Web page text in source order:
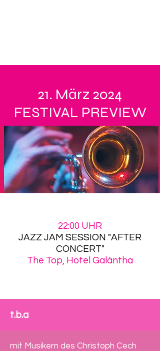
21. März 2024
FESTIVAL PREVIEW
22:00 UHR
JAZZ JAM SESSION "AFTER
CONCERT"
The Top, Hotel Galántha
t.b.a
mit Musikern des Christoph Cech